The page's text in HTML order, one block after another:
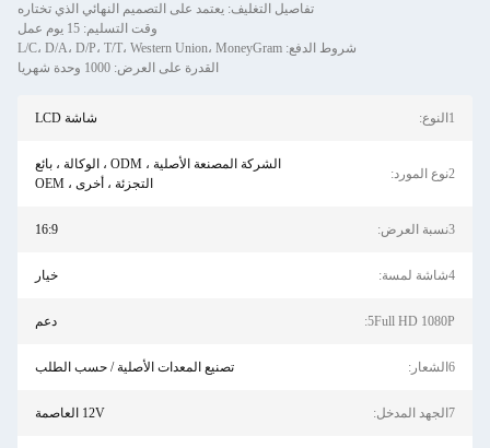
تفاصيل التغليف: يعتمد على التصميم النهائي الذي تختاره
وقت التسليم: 15 يوم عمل
شروط الدفع: L/C، D/A، D/P، T/T، Western Union، MoneyGram
القدرة على العرض: 1000 وحدة شهريا
1النوع: شاشة LCD
2نوع المورد:
الشركة المصنعة الأصلية ، ODM ، الوكالة ، بائع
التجزئة ، أخرى ، OEM
3نسبة العرض: 16:9
4شاشة لمسة: خيار
5Full HD 1080P: دعم
6الشعار: تصنيع المعدات الأصلية / حسب الطلب
7الجهد المدخل: 12V العاصمة